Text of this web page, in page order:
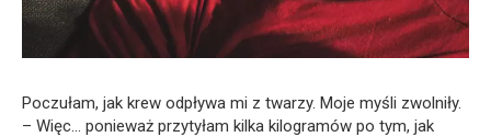
Poczułam, jak krew odpływa mi z twarzy. Moje myśli zwolniły.
– Więc… ponieważ przytyłam kilka kilogramów po tym, jak